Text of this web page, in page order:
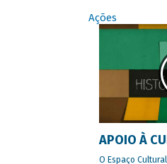
Ações
APOIO À
O Espaço